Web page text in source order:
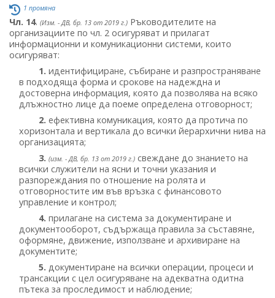
1 промяна
Чл. 14. (Изм. - ДВ, бр. 13 от 2019 г.) Ръководителите на
организациите по чл. 2 осигуряват и прилагат
информационни и комуникационни системи, които
осигуряват:
1. идентифициране, събиране и разпространяване
в подходяща форма и срокове на надеждна и
достоверна информация, която да позволява на всяко
длъжностно лице да поеме определена отговорност;
2. ефективна комуникация, която да протича по
хоризонтала и вертикала до всички йерархични нива на
организацията;
3. (изм. - ДВ, бр. 13 от 2019 г.) свеждане до знанието на
всички служители на ясни и точни указания и
разпореждания по отношение на ролята и
отговорностите им във връзка с финансовото
управление и контрол;
4. прилагане на система за документиране и
документооборот, съдържаща правила за съставяне,
оформяне, движение, използване и архивиране на
документите;
5. документиране на всички операции, процеси и
трансакции с цел осигуряване на адекватна одитна
пътека за проследимост и наблюдение;